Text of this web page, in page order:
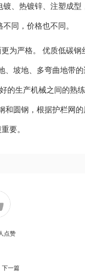
、热镀锌、注塑成
同，价格也不同。
为严格。 优质低碳
坡地、多弯曲地带
的生产机械之间的熟
圆钢，根据护栏网
要。
点赞
下一篇